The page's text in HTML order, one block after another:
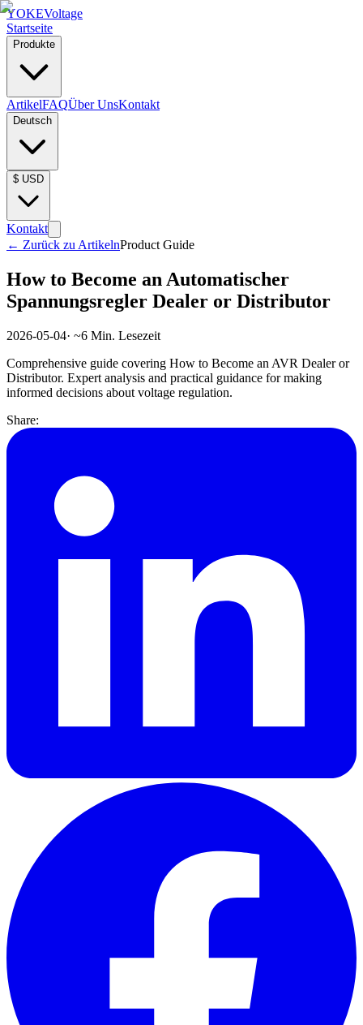
YOKEVoltage
Startseite
Produkte
ArtikelFAQÜber UnsKontakt
Deutsch
$ USD
Kontakt
← Zurück zu ArtikelnProduct Guide
How to Become an Automatischer
Spannungsregler Dealer or Distributor
2026-05-04· ~6 Min. Lesezeit
Comprehensive guide covering How to Become an AVR Dealer or
Distributor. Expert analysis and practical guidance for making
informed decisions about voltage regulation.
Share: